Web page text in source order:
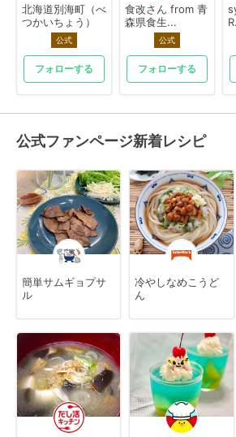
北海道別海町（べ
つかいちょう）
公式
フォローする
食改さん from 青
森県食生...
公式
フォローする
公式ファンページ新着レシピ
簡単サムギョプサ
ル
冷やしなめこうど
ん